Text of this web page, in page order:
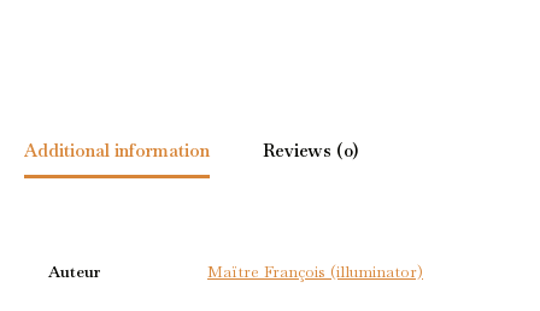
Additional information Reviews (0)
Auteur Maïtre François (illuminator)